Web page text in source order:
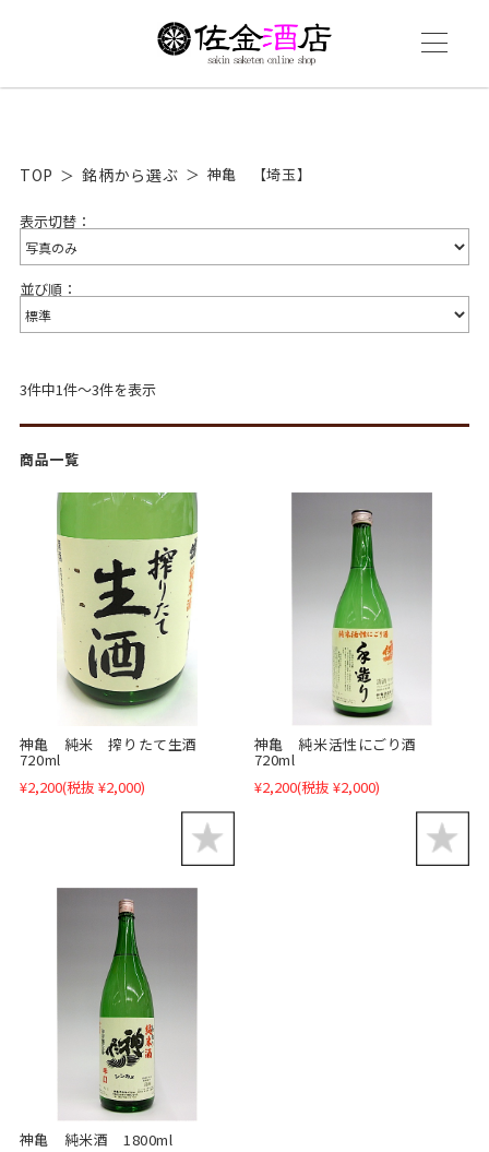
TOP 銘柄から選ぶ 神亀 【埼玉】
表示切替：
並び順：
3件中1件～3件を表示
商品一覧
神亀 純米 搾りたて生酒
720ml
¥2,200(税抜 ¥2,000)
神亀 純米活性にごり酒
720ml
¥2,200(税抜 ¥2,000)
神亀 純米酒 1800ml